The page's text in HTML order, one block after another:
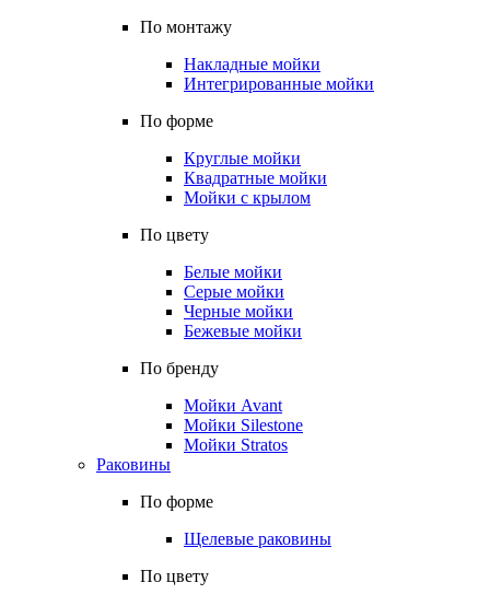
По монтажу
Накладные мойки
Интегрированные мойки
По форме
Круглые мойки
Квадратные мойки
Мойки с крылом
По цвету
Белые мойки
Серые мойки
Черные мойки
Бежевые мойки
По бренду
Мойки Avant
Мойки Silestone
Мойки Stratos
Раковины
По форме
Щелевые раковины
По цвету